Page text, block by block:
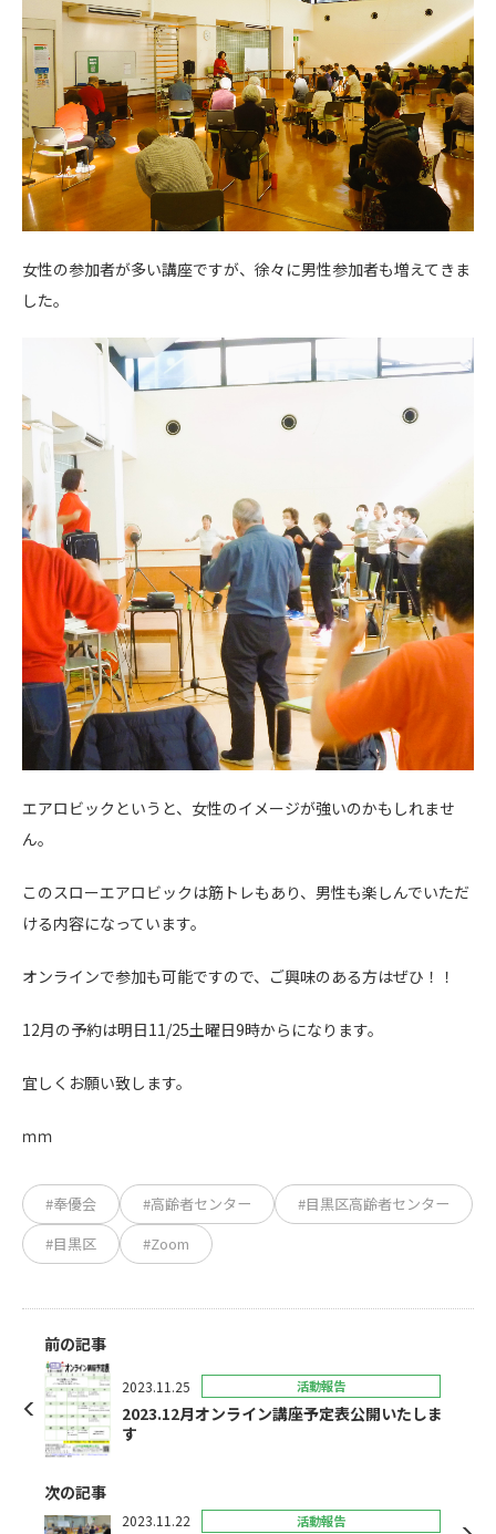
女性の参加者が多い講座ですが、徐々に男性参加者も増えてきま
した。
エアロビックというと、女性のイメージが強いのかもしれませ
ん。
このスローエアロビックは筋トレもあり、男性も楽しんでいただ
ける内容になっています。
オンラインで参加も可能ですので、ご興味のある方はぜひ！！
12月の予約は明日11/25土曜日9時からになります。
宜しくお願い致します。
ｍｍ
#奉優会 #高齢者センター
#目黒区高齢者センター
#目黒区
#Zoom
前の記事
2023.11.25 活動報告
2023.12月オンライン講座予定表公開いたしま
す
次の記事
2023.11.22 活動報告